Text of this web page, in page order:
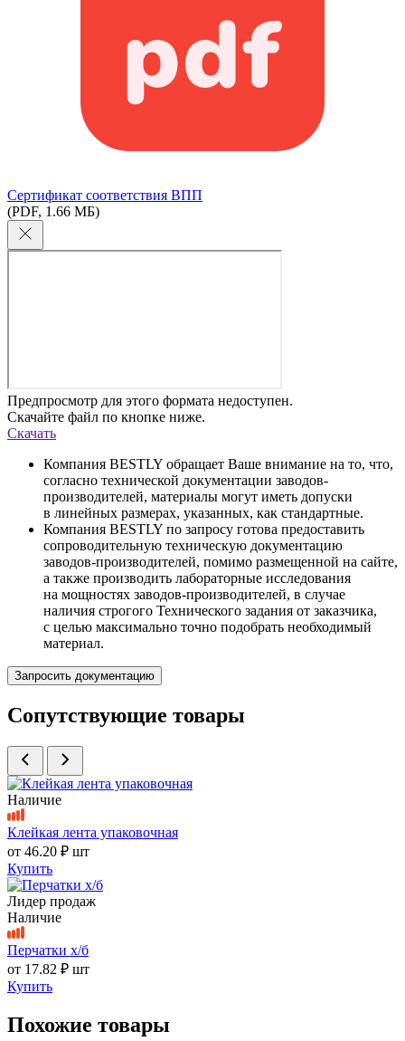
Сертификат соответствия ВПП
(PDF, 1.66 МБ)
Предпросмотр для этого формата недоступен.
Скачайте файл по кнопке ниже.
Скачать
Компания BESTLY обращает Ваше внимание на то, что,
согласно технической документации заводов-
производителей, материалы могут иметь допуски
в линейных размерах, указанных, как стандартные.
Компания BESTLY по запросу готова предоставить
сопроводительную техническую документацию
заводов-производителей, помимо размещенной на сайте,
а также производить лабораторные исследования
на мощностях заводов-производителей, в случае
наличия строгого Технического задания от заказчика,
с целью максимально точно подобрать необходимый
материал.
Запросить документацию
Сопутствующие товары
Наличие
Клейкая лента упаковочная
от 46.20 ₽ шт
Купить
Лидер продаж
Наличие
Перчатки х/б
от 17.82 ₽ шт
Купить
Похожие товары